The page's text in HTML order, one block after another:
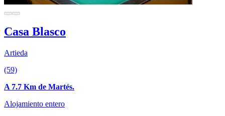
Casa Blasco
Artieda
(59)
A 7.7 Km de Martés.
Alojamiento entero